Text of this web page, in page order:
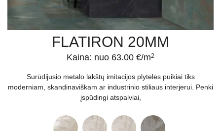
FLATIRON 20MM
Kaina: nuo 63.00 €/m2
Surūdijusio metalo lakštų imitacijos plytelės puikiai tiks
moderniam, skandinaviškam ar industrinio stiliaus interjerui. Penki
įspūdingi atspalviai,